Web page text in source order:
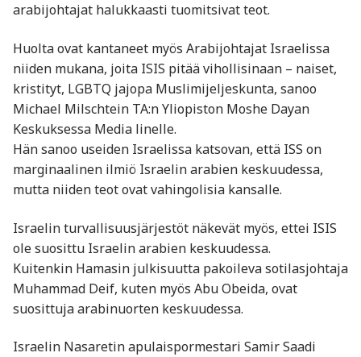
arabijohtajat halukkaasti tuomitsivat teot.
Huolta ovat kantaneet myös Arabijohtajat Israelissa
niiden mukana, joita ISIS pitää vihollisinaan – naiset,
kristityt, LGBTQ jajopa Muslimijeljeskunta, sanoo
Michael Milschtein TA:n Yliopiston Moshe Dayan
Keskuksessa Media linelle.
Hän sanoo useiden Israelissa katsovan, että ISS on
marginaalinen ilmiö Israelin arabien keskuudessa,
mutta niiden teot ovat vahingolisia kansalle.
Israelin turvallisuusjärjestöt näkevät myös, ettei ISIS
ole suosittu Israelin arabien keskuudessa.
Kuitenkin Hamasin julkisuutta pakoileva sotilasjohtaja
Muhammad Deif, kuten myös Abu Obeida, ovat
suosittuja arabinuorten keskuudessa.
Israelin Nasaretin apulaispormestari Samir Saadi